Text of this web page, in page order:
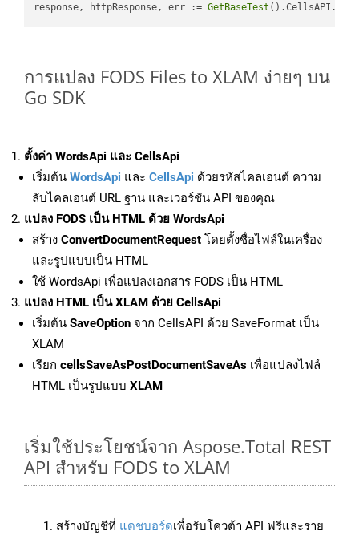
response, httpResponse, err := GetBaseTest ().CellsAPI.
การแปลง FODS Files to XLAM ง่ายๆ บน
Go SDK
ตั้งค่า WordsApi และ CellsApi
เริ่มต้น WordsApi และ CellsApi ด้วยรหัสไคลเอนต์ ความ
ลับไคลเอนต์ URL ฐาน และเวอร์ชัน API ของคุณ
แปลง FODS เป็น HTML ด้วย WordsApi
สร้าง ConvertDocumentRequest โดยตั้งชื่อไฟล์ในเครื่อง
และรูปแบบเป็น HTML
ใช้ WordsApi เพื่อแปลงเอกสาร FODS เป็น HTML
แปลง HTML เป็น XLAM ด้วย CellsApi
เริ่มต้น SaveOption จาก CellsAPI ด้วย SaveFormat เป็น
XLAM
เรียก cellsSaveAsPostDocumentSaveAs เพื่อแปลงไฟล์
HTML เป็นรูปแบบ XLAM
เริ่มใช้ประโยชน์จาก Aspose.Total REST
API สำหรับ FODS to XLAM
สร้างบัญชีที่ แดชบอร์ดเพื่อรับโควต้า API ฟรีและราย